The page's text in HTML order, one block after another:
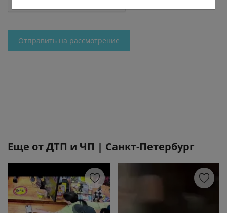
Отправить на рассмотрение
Еще отДТП и ЧП | Санкт-Петербург